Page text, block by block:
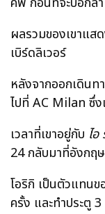
ผลรวมของเขาแส
เบิร์ดลิเวอร์
หลังจากออกเดินท
ไปที่ AC Milan ซึ่ง
เวลาที่เขาอยู่กับ ไอ
24 กลับมาที่อังกฤ
โอริกิ เป็นตัวแทนข
ครั้ง และทำประตู 3